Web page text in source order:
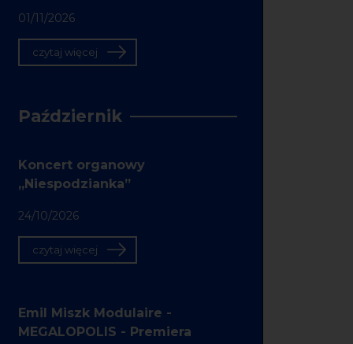
01/11/2026
czytaj więcej
Październik
Koncert organowy
„Niespodzianka”
24/10/2026
czytaj więcej
Emil Miszk Modulaire -
MEGALOPOLIS - Premiera